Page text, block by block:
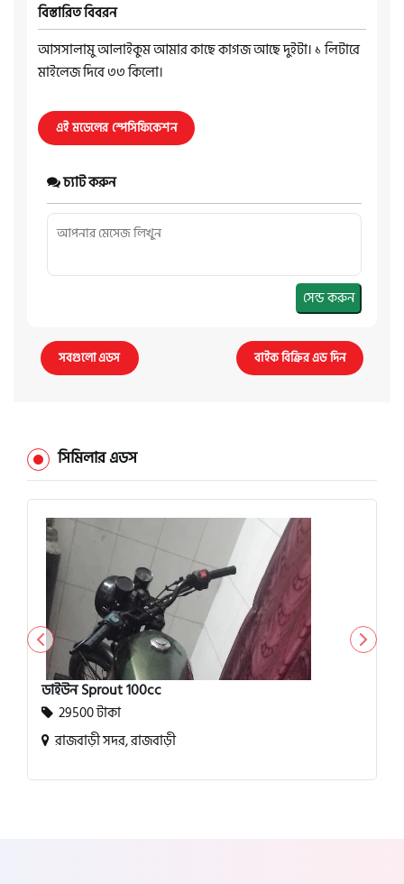
বিস্তারিত বিবরন
আসসালামু আলাইকুম আমার কাছে কাগজ আছে দুইটা। ১ লিটারে
মাইলেজ দিবে ৩৩ কিলো।
এই মডেলের স্পেসিফিকেশন
চ্যাট করুন
সেন্ড করুন
সবগুলো এডস বাইক বিক্রির এড দিন
সিমিলার এডস
ডাইউন Sprout 100cc
29500 টাকা
রাজবাড়ী সদর, রাজবাড়ী